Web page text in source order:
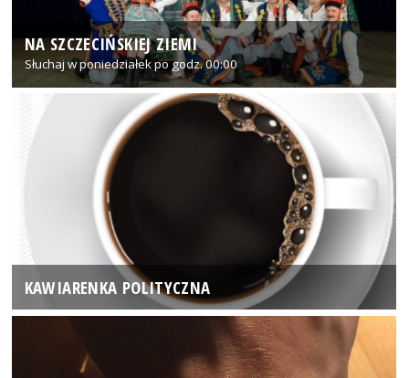
NA SZCZECIŃSKIEJ ZIEMI
Słuchaj w poniedziałek po godz. 00:00
KAWIARENKA POLITYCZNA